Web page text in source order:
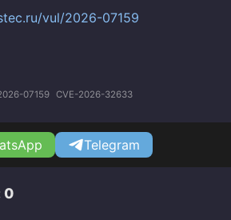
vul/2026-07159
07159 CVE-2026-32633
Telegram
0